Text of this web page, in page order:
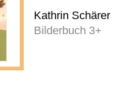
Kathrin Schärer
Bilderbuch 3+